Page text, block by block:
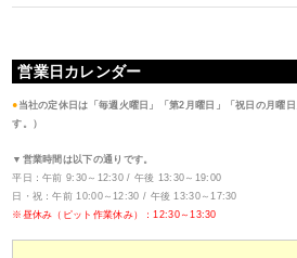
営業日カレンダー
● 当社の定休日は「毎週火曜日」「第2月曜日」「祝日の月曜
す。）
▼営業時間は以下の通りです。
平日：午前 9:30～12:30 / 午後 13:30～19:00
日・祝：午前 10:00～12:30 / 午後 13:30～17:30
※昼休み（ピット作業休み）：12:30～13:30